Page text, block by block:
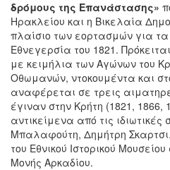
δρόμους της Επανάστασης»
Ηρακλείου και η Βικελαία
πλαίσιο των εορτασμών για
Εθνεγερσία του 1821.
με κειμήλια των Αγώνων του
Οθωμανών, ντοκουμέντα και
αναφέρεται σε τρεις
έγιναν στην Κρήτη (1821, 1866,
αντικείμενα από τις
Μπαλαφούτη, Δημήτρη
του Εθνικού Ιστορικού
Μονής Αρκαδίου.